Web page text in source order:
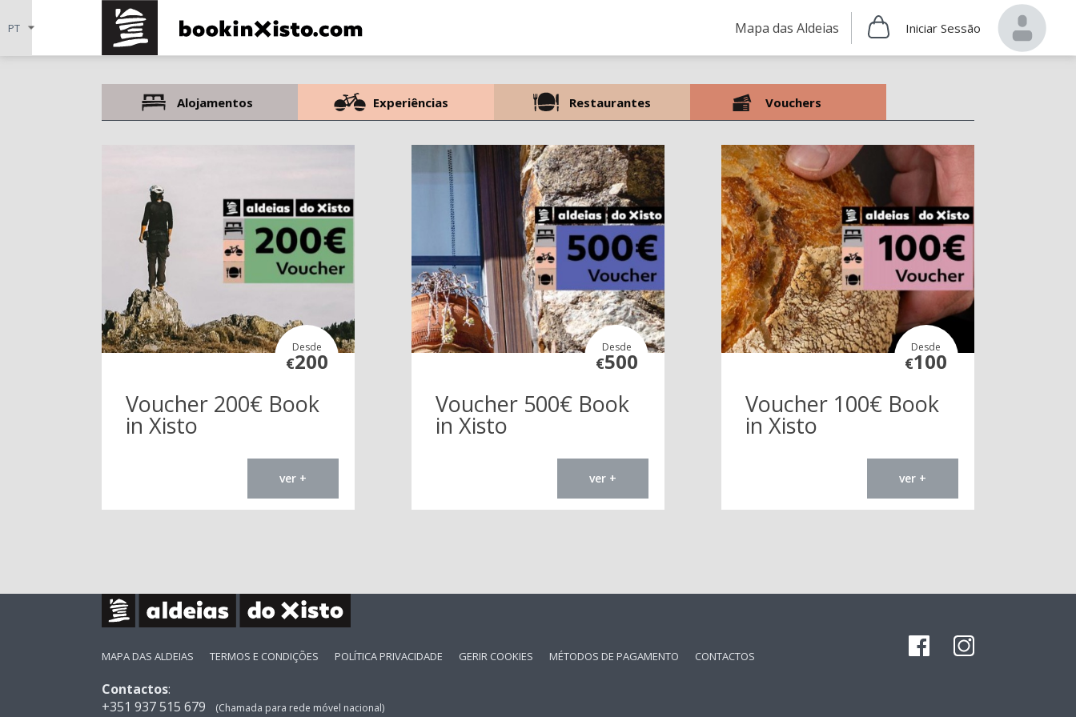
Mapa das Aldeias Iniciar Sessão
Alojamentos Experiências Restaurantes Vouchers
Desde
€200
Voucher 200€ Book
in Xisto
ver +
Desde
€500
Voucher 500€ Book
in Xisto
ver +
Desde
€100
Voucher 100€ Book
in Xisto
ver +
MAPA DAS ALDEIAS TERMOS E CONDIÇÕES POLÍTICA PRIVACIDADE GERIR COOKIES MÉTODOS DE PAGAMENTO CONTACTOS
Contactos:
+351 937 515 679
(Chamada para rede móvel nacional)